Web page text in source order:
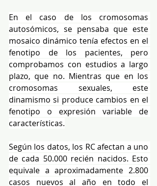
En el caso de los cromosomas
autosómicos, se pensaba que este
mosaico dinámico tenía efectos en el
fenotipo de los pacientes, pero
comprobamos con estudios a largo
plazo, que no. Mientras que en los
cromosomas sexuales, este
dinamismo si produce cambios en el
fenotipo o expresión variable de
características.
Según los datos, los RC afectan a uno
de cada 50.000 recién nacidos. Esto
equivale a aproximadamente 2.800
casos nuevos al año en todo el